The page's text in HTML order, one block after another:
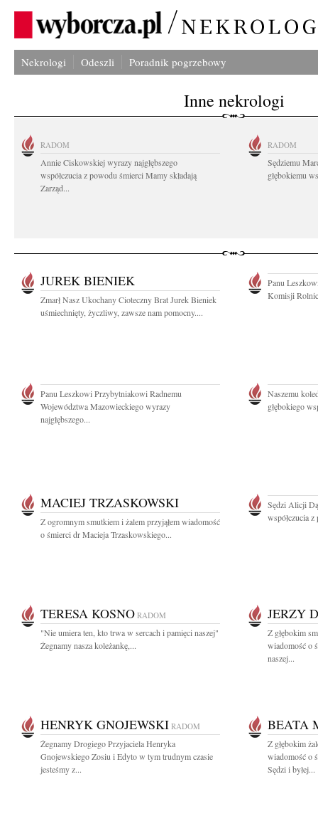
Nekrologi Odeszli Poradnik pogrzebowy
Inne nekrologi
RADOM
Annie Ciskowskiej wyrazy najgłębszego
współczucia z powodu śmierci Mamy składają
Zarząd...
RADOM
Sędziemu
głębokiemu
JUREK BIENIEK
Zmarł Nasz Ukochany Cioteczny Brat Jurek Bieniek
uśmiechnięty, życzliwy, zawsze nam pomocny....
Panu
Komisji
Panu Leszkowi Przybytniakowi Radnemu
Województwa Mazowieckiego wyrazy
najgłębszego...
Naszemu
głębokiego
MACIEJ TRZASKOWSKI
Z ogromnym smutkiem i żalem przyjąłem wiadomość
o śmierci dr Macieja Trzaskowskiego...
Sędzi Alicji
współczucia
TERESA KOSNO RADOM
"Nie umiera ten, kto trwa w sercach i pamięci naszej"
Żegnamy nasza koleżankę,...
JERZY
Z głębokim
wiadomość o
naszej...
HENRYK GNOJEWSKI RADOM
Żegnamy Drogiego Przyjaciela Henryka
Gnojewskiego Zosiu i Edyto w tym trudnym czasie
jesteśmy z...
BEATA
Z głębokim
wiadomość o
Sędzi i byłej...